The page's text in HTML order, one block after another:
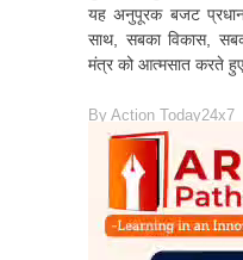
यह अनुपूरक बजट
साथ, सबका विकास,
मंत्र को आत्मसात करते
By Action Today24x7
READ MORE